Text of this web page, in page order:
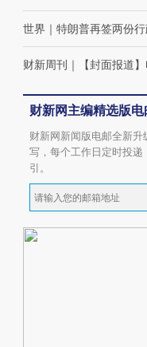
世界 ｜ 特朗普再签两份
财新周刊 ｜ 【封面报道
财新网主编精选版电
财新网新闻版电邮全新
写，每个工作日定时投
引。